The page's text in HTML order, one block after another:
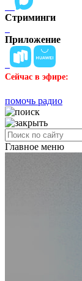
Стриминги
Приложение
Сейчас в эфире:
помочь радио
Главное меню